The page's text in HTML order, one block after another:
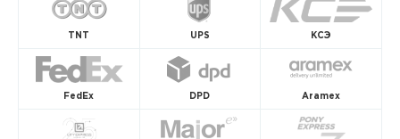
TNT UPS КСЭ
FedEx DPD Aramex